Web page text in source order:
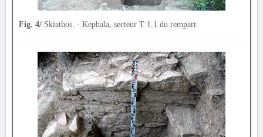
Fig. 4/ Skiathos. - Kephala, secteur T 1.1 du rempart.